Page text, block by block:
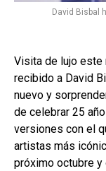
David Bisbal
Visita de lujo este
recibido a David
nuevo y
de celebrar 25
versiones con el
artistas más
próximo octubre y